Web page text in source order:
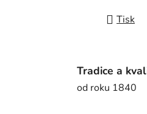
Tisk
Tradice a
od roku 1840